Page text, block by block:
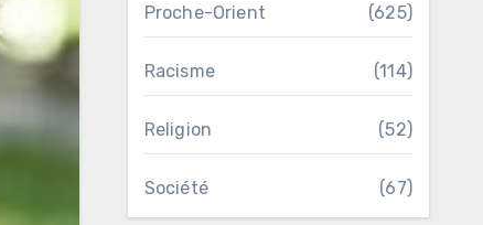
Proche-Orient (625)
Racisme (114)
Religion (52)
Société (67)